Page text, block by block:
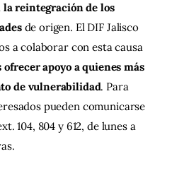
reintegración de los
de origen. El DIF Jalisco
a colaborar con esta causa
ofrecer apoyo a quienes más
de vulnerabilidad. Para
​​pueden comunicarse
104, 804 y 612, de lunes a